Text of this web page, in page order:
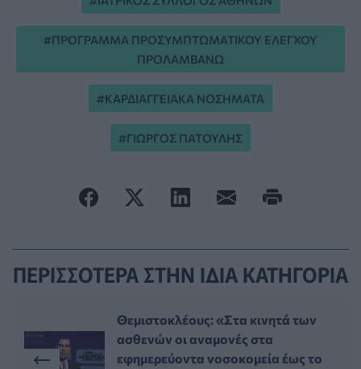
ΠΡΟΓΡΑΜΜΑ ΠΡΟΣΥΜΠΤΩΜΑΤΙΚΟΥ ΕΛΕΓΧΟΥ
ΠΡΟΛΑΜΒΑΝΩ
ΚΑΡΔΙΑΓΓΕΙΑΚΑ ΝΟΣΗΜΑΤΑ
ΓΙΩΡΓΟΣ ΠΑΤΟΥΛΗΣ
ΠΕΡΙΣΣΟΤΕΡΑ ΣΤΗΝ ΙΔΙΑ ΚΑΤΗΓΟΡΙΑ
Θεμιστοκλέους: «Στα κινητά των
ασθενών οι αναμονές στα
εφημερεύοντα νοσοκομεία έως το